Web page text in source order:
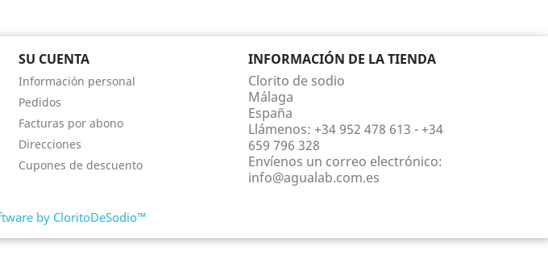
SU CUENTA
Información personal
Pedidos
Facturas por abono
Direcciones
Cupones de descuento
INFORMACIÓN DE LA TIENDA
Clorito de sodio
Málaga
España
Llámenos: +34 952 478 613 - +34
659 796 328
Envíenos un correo electrónico:
info@agualab.com.es
by CloritoDeSodio™